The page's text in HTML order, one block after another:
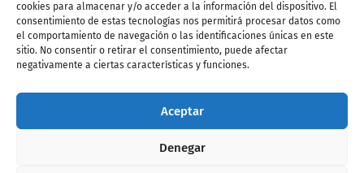
cookies para almacenar y/o acceder a la información del dispositivo. El
consentimiento de estas tecnologías nos permitirá procesar datos como
el comportamiento de navegación o las identificaciones únicas en este
sitio. No consentir o retirar el consentimiento, puede afectar
negativamente a ciertas características y funciones.
Aceptar
Denegar
El acto tuvo lugar en el parque donde Octavio
Morillas, gerente de distrito, y Manuel Gómez,
delegado de la marca en la provincia de
Valencia acompañados por Luís Ángel
esta primavera. Al finalizar el recorrido por
Ford Kuga y una Ford Transit Custom que, sin